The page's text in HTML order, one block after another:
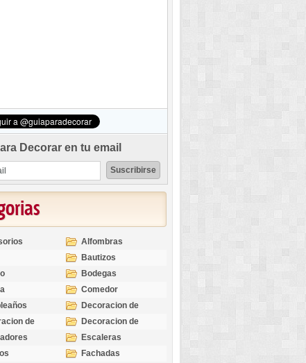
Decorar en tu email
Alfombras
Bautizos
Bodegas
Comedor
Decoracion de
Exteriores
de
Decoracion de
Ocasiones
Escaleras
Fachadas